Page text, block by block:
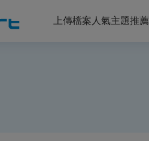
上傳檔案 人氣主題推薦